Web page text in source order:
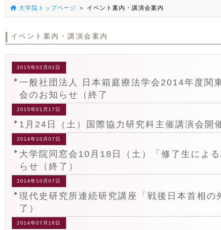
大学院トップページ ＞ イベント案内・講演会案内
イベント案内・講演会案内
2015年02月02日
一般社団法人 日本箱庭療法学会2014年度関
会のお知らせ（終了
2015年01月17日
1月24日（土）国際協力研究科主催講演会開
2014年10月07日
大学院同窓会10月18日（土）「修了生によ
らせ（終了）
2014年10月07日
現代史研究所連続研究講座「戦後日本首相の
了）
2014年07月16日